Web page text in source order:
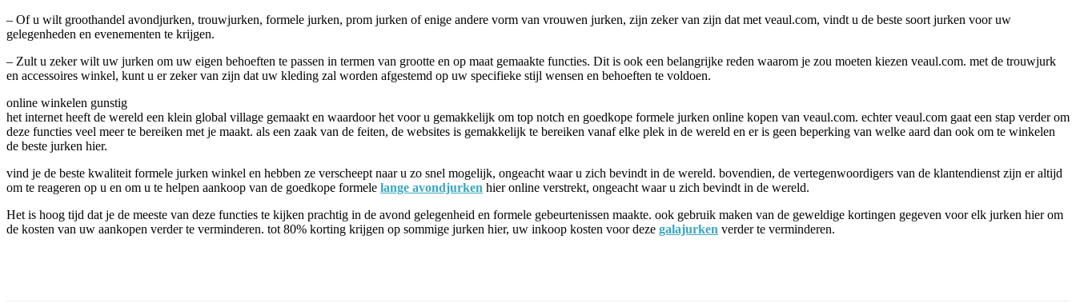
– Of u wilt groothandel avondjurken, trouwjurken, formele jurken, prom jurken of enige andere vorm van vrouwen jurken, zijn zeker van zijn dat met veaul.com, vindt u de beste soort jurken voor uw
gelegenheden en evenementen te krijgen.
– Zult u zeker wilt uw jurken om uw eigen behoeften te passen in termen van grootte en op maat gemaakte functies. Dit is ook een belangrijke reden waarom je zou moeten kiezen veaul.com. met de trouwjurk
en accessoires winkel, kunt u er zeker van zijn dat uw kleding zal worden afgestemd op uw specifieke stijl wensen en behoeften te voldoen.
online winkelen gunstig
het internet heeft de wereld een klein global village gemaakt en waardoor het voor u gemakkelijk om top notch en goedkope formele jurken online kopen van veaul.com. echter veaul.com gaat een stap verder om
deze functies veel meer te bereiken met je maakt. als een zaak van de feiten, de websites is gemakkelijk te bereiken vanaf elke plek in de wereld en er is geen beperking van welke aard dan ook om te winkelen
de beste jurken hier.
vind je de beste kwaliteit formele jurken winkel en hebben ze verscheept naar u zo snel mogelijk, ongeacht waar u zich bevindt in de wereld. bovendien, de vertegenwoordigers van de klantendienst zijn er altijd
om te reageren op u en om u te helpen aankoop van de goedkope formele lange avondjurken hier online verstrekt, ongeacht waar u zich bevindt in de wereld.
Het is hoog tijd dat je de meeste van deze functies te kijken prachtig in de avond gelegenheid en formele gebeurtenissen maakte. ook gebruik maken van de geweldige kortingen gegeven voor elk jurken hier om
de kosten van uw aankopen verder te verminderen. tot 80% korting krijgen op sommige jurken hier, uw inkoop kosten voor deze galajurken verder te verminderen.